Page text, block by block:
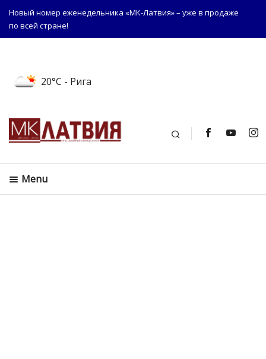
Новый номер еженедельника «МК-Латвия» – уже в продаже
по всей стране!
20°C - Рига
Поиск
Menu